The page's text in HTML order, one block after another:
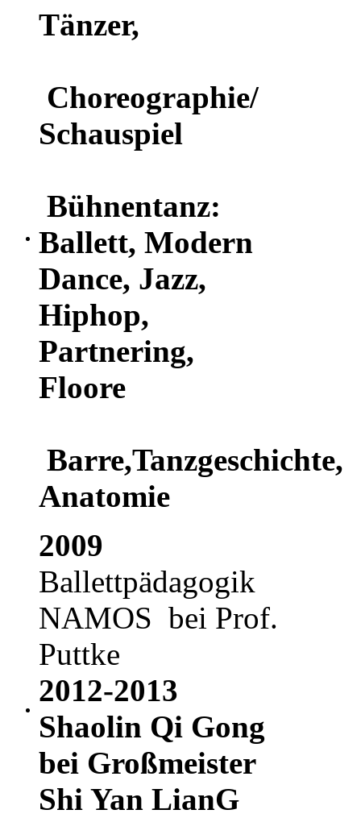
Tänzer,
Choreographie/
Schauspiel
Bühnentanz:
Ballett, Modern
Dance, Jazz,
Hiphop,
Partnering,
Floore
Barre,Tanzgeschichte,
Anatomie
2009
Ballettpädagogik
NAMOS bei Prof.
Puttke
2012-2013
Shaolin Qi Gong
bei Großmeister
Shi Yan LianG